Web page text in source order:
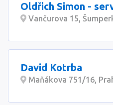
Oldřich Simon -
Vančurova 15,
David Kotrba
Maňákova 751/16,